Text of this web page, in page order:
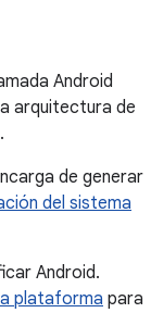
Android
arquitectura de
de generar
del sistema
Android.
plataforma para